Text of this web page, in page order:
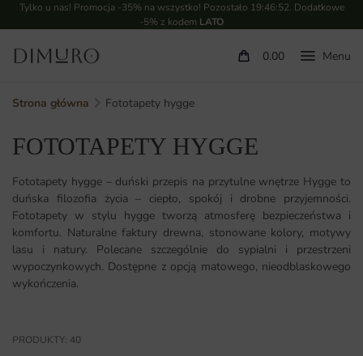
Tylko u nas! Promocja -35% na wszystko! Pozostało 19:46:51. Dodatkowe
-5% z kodem LATO
0.00
Strona główna Fototapety hygge
FOTOTAPETY HYGGE
Fototapety hygge – duński przepis na przytulne wnętrze Hygge to
duńska filozofia życia – ciepło, spokój i drobne przyjemności.
Fototapety w stylu hygge tworzą atmosferę bezpieczeństwa i
komfortu. Naturalne faktury drewna, stonowane kolory, motywy
lasu i natury. Polecane szczególnie do sypialni i przestrzeni
wypoczynkowych. Dostępne z opcją matowego, nieodblaskowego
wykończenia.
PRODUKTY: 40